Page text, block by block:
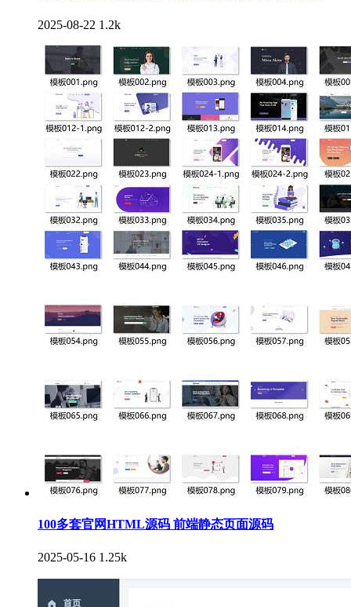
2025-08-22 1.2k
100多套官网HTML源码 前端静态页面源码
2025-05-16 1.25k